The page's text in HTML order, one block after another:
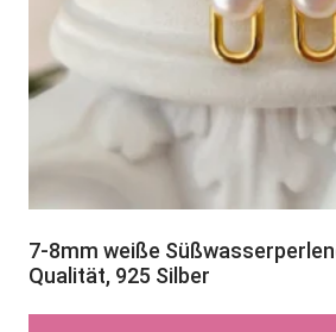
7-8mm weiße
Qualität, 925 Silber